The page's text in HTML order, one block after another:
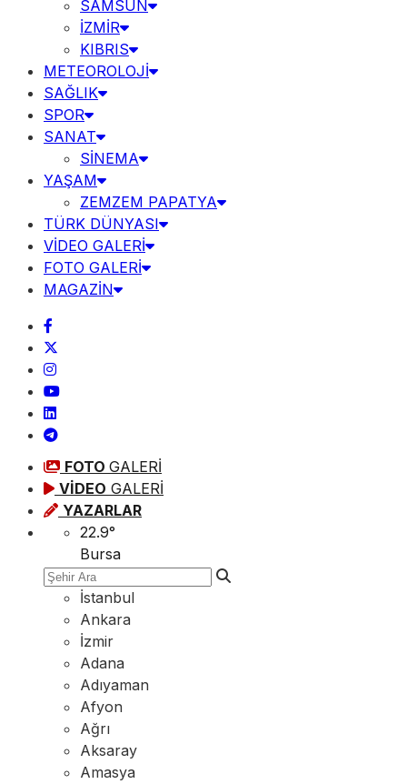
SAMSUN
İZMİR
KIBRIS
METEOROLOJİ
SAĞLIK
SPOR
SANAT
SİNEMA
YAŞAM
ZEMZEM PAPATYA
TÜRK DÜNYASI
VİDEO GALERİ
FOTO GALERİ
MAGAZİN
FOTO GALERİ
VİDEO GALERİ
YAZARLAR
22.9°
Bursa
İstanbul
Ankara
İzmir
Adana
Adıyaman
Afyon
Ağrı
Aksaray
Amasya